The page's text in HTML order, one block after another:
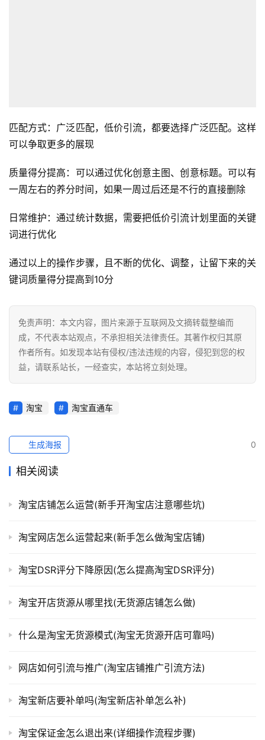
匹配方式：广泛匹配，低价引流，都要选择广泛匹配。这样
可以争取更多的展现
质量得分提高：可以通过优化创意主图、创意标题。可以有
一周左右的养分时间，如果一周过后还是不行的直接删除
日常维护：通过统计数据，需要把低价引流计划里面的关键
词进行优化
通过以上的操作步骤，且不断的优化、调整，让留下来的关
键词质量得分提高到10分
免责声明：本文内容，图片来源于互联网及文摘转载整编而
成，不代表本站观点，不承担相关法律责任。其著作权归其原
作者所有。如发现本站有侵权/违法违规的内容，侵犯到您的权
益，请联系站长，一经查实，本站将立刻处理。
淘宝 淘宝直通车
0
生成海报
相关阅读
淘宝店铺怎么运营(新手开淘宝店注意哪些坑)
淘宝网店怎么运营起来(新手怎么做淘宝店铺)
淘宝DSR评分下降原因(怎么提高淘宝DSR评分)
淘宝开店货源从哪里找(无货源店铺怎么做)
什么是淘宝无货源模式(淘宝无货源开店可靠吗)
网店如何引流与推广(淘宝店铺推广引流方法)
淘宝新店要补单吗(淘宝新店补单怎么补)
淘宝保证金怎么退出来(详细操作流程步骤)